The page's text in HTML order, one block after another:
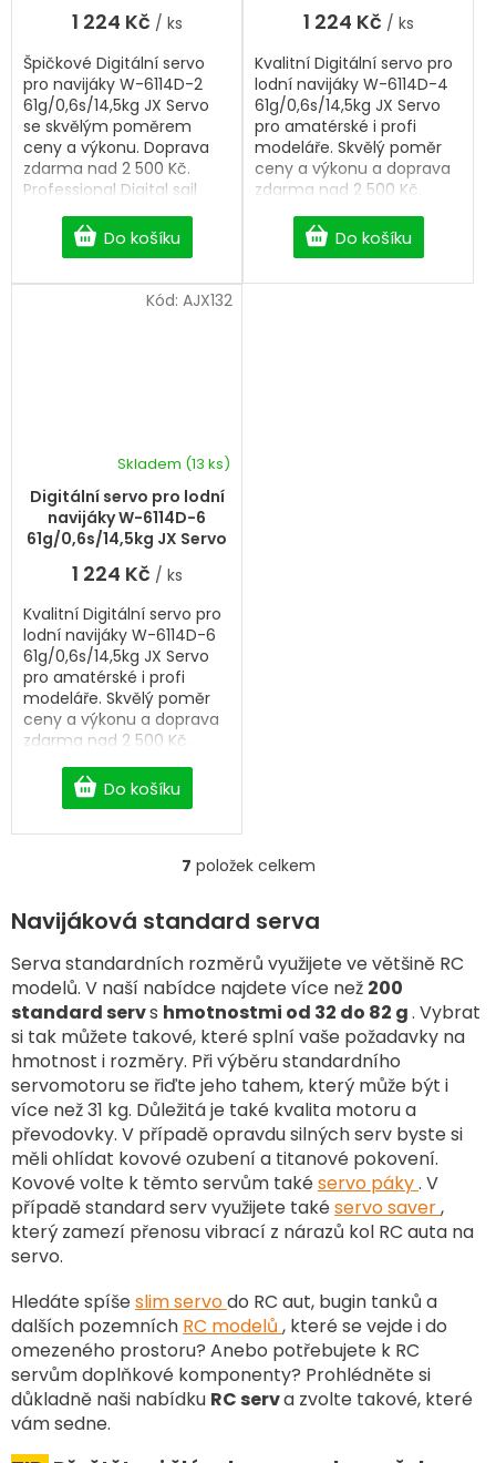
1 224 Kč / ks
Do košíku
Špičkové Digitální servo
pro navijáky W-6114D-2
61g/0,6s/14,5kg JX Servo
se skvělým poměrem
ceny a výkonu. Doprava
zdarma nad 2 500 Kč.
Professional Digital sail
1 224 Kč / ks
Do košíku
Kvalitní Digitální servo pro
lodní navijáky W-6114D-4
61g/0,6s/14,5kg JX Servo
pro amatérské i profi
modeláře. Skvělý poměr
ceny a výkonu a doprava
zdarma nad 2 500 Kč.
winch servo.
Digitální servo pro lodní
navijáky W-6114D-6
61g/0,6s/14,5kg JX Servo
Skladem (13 ks)
1 224 Kč / ks
Do košíku
Kvalitní Digitální servo pro
lodní navijáky W-6114D-6
61g/0,6s/14,5kg JX Servo
pro amatérské i profi
modeláře. Skvělý poměr
ceny a výkonu a doprava
zdarma nad 2 500 Kč.
Professional Digital sail
winch servo.
Kód: AJX132
O
l
d
a
c
í
p
r
v
k
y
v
ý
p
i
s
7 položek celkem
Navijáková standard serva
Serva standardních rozměrů využijete ve většině RC
modelů. V naší nabídce najdete více než 200
standard servs hmotnostmi od 32 do 82 g. Vybrat
si tak můžete takové, které splní vaše požadavky na
hmotnost i rozměry. Při výběru standardního
servomotoru se řiďte jeho tahem, který může být i
více než 31 kg. Důležitá je také kvalita motoru a
převodovky. V případě opravdu silných serv byste si
měli ohlídat kovové ozubení a titanové pokovení.
Kovové volte k těmto servům takéservo páky. V
případě standard serv využijete takéservo saver,
který zamezí přenosu vibrací z nárazů kol RC auta na
servo.
Hledáte spíšeslim servodo RC aut, bugin tanků a
dalších pozemních RC modelů , které se vejde i do
omezeného prostoru? Anebo potřebujete k RC
servům doplňkové komponenty? Prohlédněte si
důkladně naši nabídku RC serva zvolte takové, které
vám sedne.